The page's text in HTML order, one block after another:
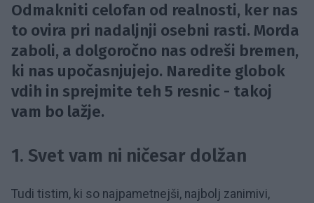
Odmakniti celofan od realnosti, ker nas
to ovira pri nadaljnji osebni rasti. Morda
zaboli, a dolgoročno nas odreši bremen,
ki nas upočasnjujejo. Naredite globok
vdih in sprejmite teh 5 resnic - takoj
vam bo lažje.
1. Svet vam ni ničesar dolžan
Tudi tistim, ki so najpametnejši, najbolj zanimivi,